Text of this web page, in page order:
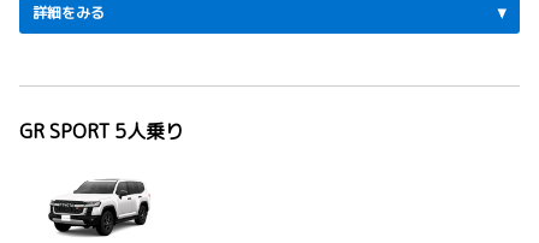
詳細をみる
GR SPORT 5人乗り